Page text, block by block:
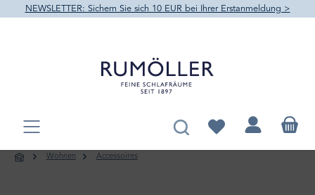
springen
NEWSLETTER: Sichern Sie sich 10 EUR bei Ihrer Erstanmeldung >
Du hast 0 Produkte
Wohnen Accessoires